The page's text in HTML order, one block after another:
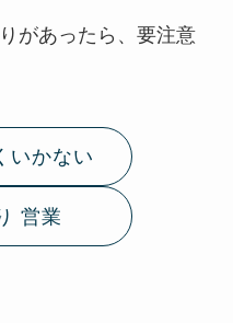
があったら、要注意
いかない
営業